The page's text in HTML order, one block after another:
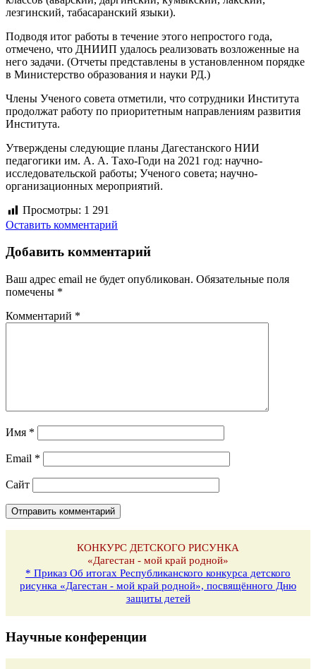
лезгинский, табасаранский языки).
Подводя итог работы в течение этого непростого года,
отмечено, что ДНИИП удалось реализовать возложенные на
него задачи. (Отчеты представлены в установленном порядке
в Министерство образования и науки РД.)
Члены Ученого совета отметили, что сотрудники Института
продолжат работу по приоритетным направлениям развития
Института.
Утверждены следующие планы Дагестанского НИИ
педагогики им. А. А. Тахо-Годи на 2021 год: научно-
исследовательской работы; Ученого совета; научно-
организационных мероприятий.
Просмотры: 1 291
Оставить комментарий
Добавить комментарий
Ваш адрес email не будет опубликован. Обязательные поля
помечены *
Комментарий *
Имя *
Email *
Сайт
КОНКУРС ДЕТСКОГО РИСУНКА
«Дагестан - мой край родной»
* Приказ Об итогах Республиканского конкурса детского
рисунка «Дагестан - мой край родной», посвящённого Дню
защиты детей
Научные конференции